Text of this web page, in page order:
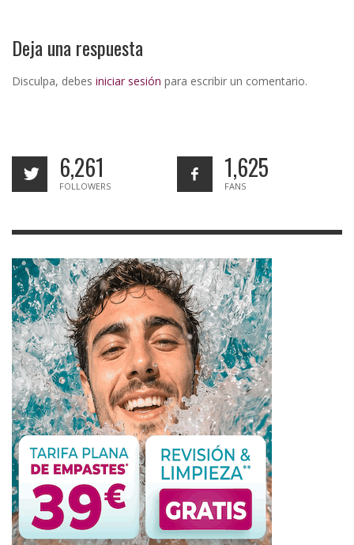
Deja una respuesta
Disculpa, debes iniciar sesión para escribir un comentario.
6,261
FOLLOWERS
1,625
FANS